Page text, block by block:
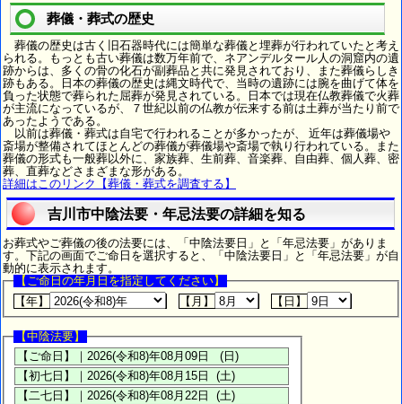
葬儀・葬式の歴史
葬儀の歴史は古く旧石器時代には簡単な葬儀と埋葬が行われていたと考え
られる。もっとも古い葬儀は数万年前で、ネアンデルタール人の洞窟内の遺
跡からは、多くの骨の化石が副葬品と共に発見されており、また葬儀らしき
跡もある。日本の葬儀の歴史は縄文時代で、当時の遺跡には腕を曲げて体を
負った状態で葬られた屈葬が発見されている。日本では現在仏教葬儀で火葬
が主流になっているが、７世紀以前の仏教が伝来する前は土葬が当たり前で
あったようである。
以前は葬儀・葬式は自宅で行われることが多かったが、 近年は葬儀場や
斎場が整備されてほとんどの葬儀が葬儀場や斎場で執り行われている。また
葬儀の形式も一般葬以外に、家族葬、生前葬、音楽葬、自由葬、個人葬、密
葬、直葬などさまざまな形がある。
詳細はこのリンク【葬儀・葬式を調査する】
吉川市中陰法要・年忌法要の詳細を知る
お葬式やご葬儀の後の法要には、「中陰法要日」と「年忌法要」がありま
す。下記の画面でご命日を選択すると、「中陰法要日」と「年忌法要」が自
動的に表示されます。
【ご命日の年月日を指定してください】
【年】
【月】 【日】
【中陰法要】